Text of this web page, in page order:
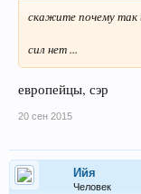
скажите почему
сил нет ...
европейцы, сэр
20 сен 2015
Ийя
Человек